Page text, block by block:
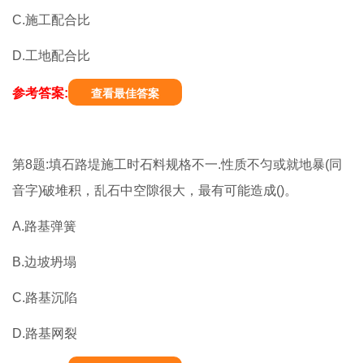
C.施工配合比
D.工地配合比
参考答案: 查看最佳答案
第8题:填石路堤施工时石料规格不一.性质不匀或就地暴(同
音字)破堆积，乱石中空隙很大，最有可能造成()。
A.路基弹簧
B.边坡坍塌
C.路基沉陷
D.路基网裂